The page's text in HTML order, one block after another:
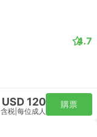
4.7
USD 120
含税 每位成人
購票